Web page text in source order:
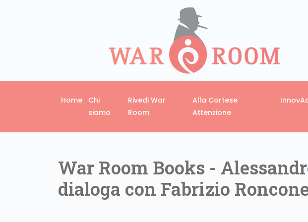
Home
Chi
siamo
Rivedi War
Room
Alla Cortese
Attenzione
War Room Books -
dialoga con Fabrizio